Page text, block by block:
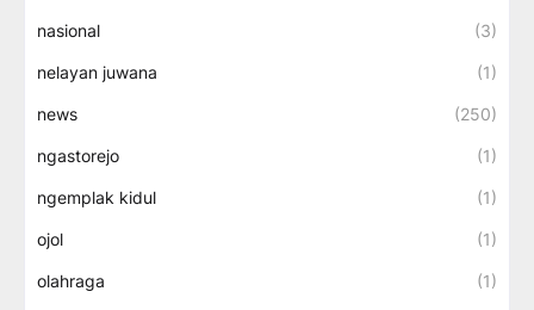
nasional (3)
nelayan juwana (1)
news (250)
ngastorejo (1)
ngemplak kidul (1)
ojol (1)
olahraga (1)